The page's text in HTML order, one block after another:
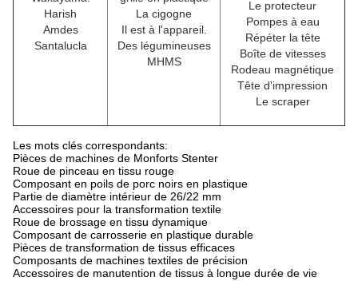
Harish
Amdes
Santalucla
La cigogne
Il est à l'appareil.
Des légumineuses
MHMS
Le protecteur
Pompes à eau
Répéter la tête
Boîte de vitesses
Rodeau magnétique
Tête d'impression
Le scraper
Les mots clés correspondants:
Pièces de machines de Monforts Stenter
Roue de pinceau en tissu rouge
Composant en poils de porc noirs en plastique
Partie de diamètre intérieur de 26/22 mm
Accessoires pour la transformation textile
Roue de brossage en tissu dynamique
Composant de carrosserie en plastique durable
Pièces de transformation de tissus efficaces
Composants de machines textiles de précision
Accessoires de manutention de tissus à longue durée de vie